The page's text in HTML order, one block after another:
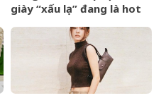
giày “xấu lạ” đang là hot